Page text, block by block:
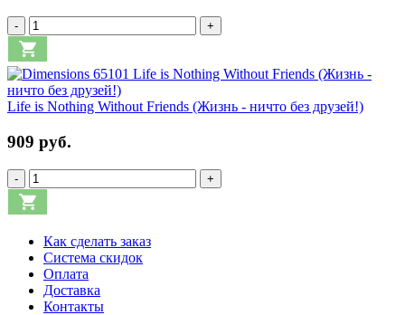
- +
Life is Nothing Without Friends (Жизнь - ничто без друзей!)
909 руб.
- +
Как сделать заказ
Система скидок
Оплата
Доставка
Контакты